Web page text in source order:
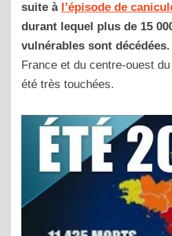
suite à l’épisode de
durant lequel plus de 15
vulnérables sont décédées.
France et du centre-ouest
été très touchées.